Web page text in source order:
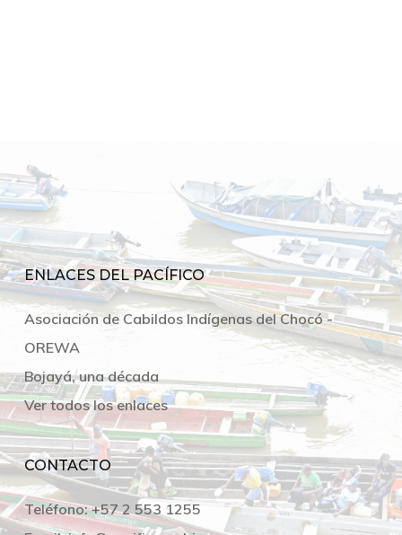
ENLACES DEL PACÍFICO
Asociación de Cabildos Indígenas del Chocó -
OREWA
Bojayá, una década
Ver todos los enlaces
CONTACTO
Teléfono:+57 2 553 1255